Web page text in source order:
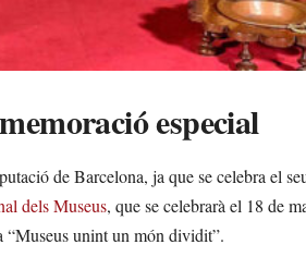
especial
de Barcelona, ja que se celebra el
dels Museus, que se celebrarà el 18 de
“Museus unint un món dividit”.